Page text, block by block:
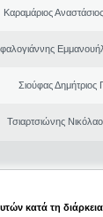
Καραμάριος
Σιούφας Δημήτριος
Τσιαρτσιώνης
κατά τη